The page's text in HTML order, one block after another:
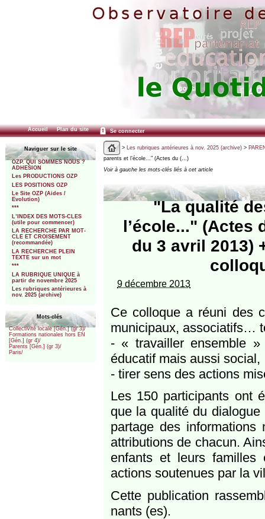
Accueil Plan du site Se connecter
Naviguer sur le site
OZP. QUI SOMMES NOUS ?
ADHESION
Les PRODUCTIONS OZP
LES POSITIONS OZP
Le Site OZP (Aides /
Evolution)
***
L’INDEX DES MOTS-CLES
(utile pour commencer)
LA RECHERCHE PAR MOT-
CLE ET CROISEMENT
(recommandée)
LA RECHERCHE PLEIN
TEXTE sur un mot
***
LA RUBRIQUE UNIQUE à
partir de novembre 2025
Les rubriques antérieures à
nov. 2025 (archive)
Mots-clés
Collectivité locale [Gén.] (gr 3)/
Formations nationales hors EN
[Gén.] (gr 4)/
Parents [Gén.] (gr 3)/
Paris/
> Les rubriques antérieures à nov. 2025 (archive)>
parents et l’école..." (Actes du (…)
Voir à gauche les mots-clés liés à cet article
"La qualité
l’école..." (Actes
du 3 avril 2013)
9 décembre 2013
Ce col­loque a réuni des
muni­cipaux, asso­ciatifs…
- « tra­vailler ensemble
éducatif mais aussi social,
- tirer sens des actions
Les 150 par­ti­ci­pants ont
que la qualité du
partage des
attri­bu­tions de chacun.
enfants et leurs
actions sou­tenues par la
Cette publi­cation
nants (es).